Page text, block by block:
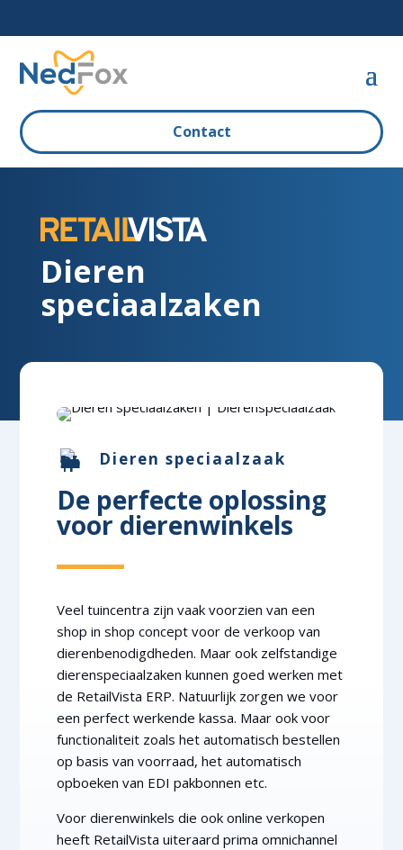
Contact
Dieren
speciaalzaken
Dieren speciaalzaak
De perfecte oplossing
voor dierenwinkels
Veel tuincentra zijn vaak voorzien van een
shop in shop concept voor de verkoop van
dierenbenodigdheden. Maar ook zelfstandige
dierenspeciaalzaken kunnen goed werken met
de RetailVista ERP. Natuurlijk zorgen we voor
een perfect werkende kassa. Maar ook voor
functionaliteit zoals het automatisch bestellen
op basis van voorraad, het automatisch
opboeken van EDI pakbonnen etc.
Voor dierenwinkels die ook online verkopen
heeft RetailVista uiteraard prima omnichannel